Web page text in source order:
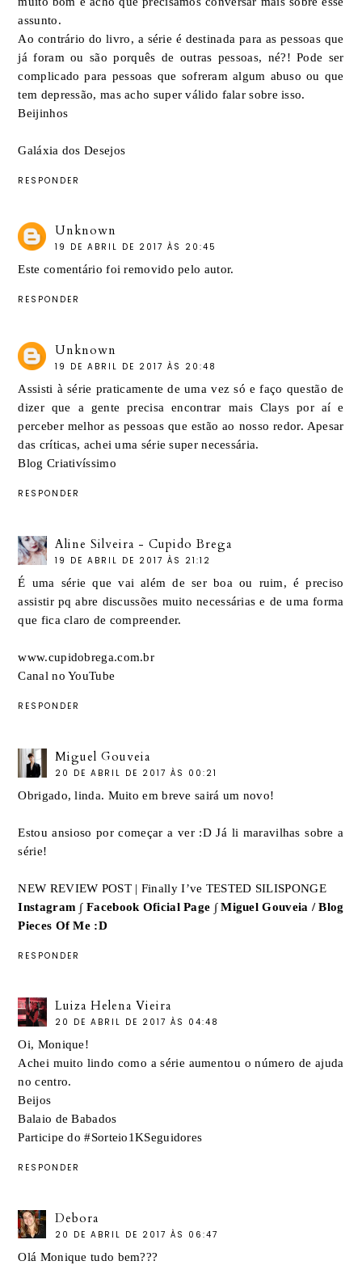
assunto.
Ao contrário do livro, a série é destinada para as pessoas que
já foram ou são porquês de outras pessoas, né?! Pode ser
complicado para pessoas que sofreram algum abuso ou que
tem depressão, mas acho super válido falar sobre isso.
Beijinhos
Galáxia dos Desejos
RESPONDER
Unknown
19 DE ABRIL DE 2017 ÀS 20:45
Este comentário foi removido pelo autor.
RESPONDER
Unknown
19 DE ABRIL DE 2017 ÀS 20:48
Assisti à série praticamente de uma vez só e faço questão de
dizer que a gente precisa encontrar mais Clays por aí e
perceber melhor as pessoas que estão ao nosso redor. Apesar
das críticas, achei uma série super necessária.
Blog Criativíssimo
RESPONDER
Aline Silveira - Cupido Brega
19 DE ABRIL DE 2017 ÀS 21:12
É uma série que vai além de ser boa ou ruim, é preciso
assistir pq abre discussões muito necessárias e de uma forma
que fica claro de compreender.
www.cupidobrega.com.br
Canal no YouTube
RESPONDER
Miguel Gouveia
20 DE ABRIL DE 2017 ÀS 00:21
Obrigado, linda. Muito em breve sairá um novo!
Estou ansioso por começar a ver :D Já li maravilhas sobre a
série!
NEW REVIEW POST | Finally I’ve TESTED SILISPONGE
Instagram ∫Facebook Oficial Page ∫Miguel Gouveia / Blog
Pieces Of Me :D
RESPONDER
Luiza Helena Vieira
20 DE ABRIL DE 2017 ÀS 04:48
Oi, Monique!
Achei muito lindo como a série aumentou o número de ajuda
no centro.
Beijos
Balaio de Babados
Participe do #Sorteio1KSeguidores
RESPONDER
Debora
20 DE ABRIL DE 2017 ÀS 06:47
Olá Monique tudo bem???